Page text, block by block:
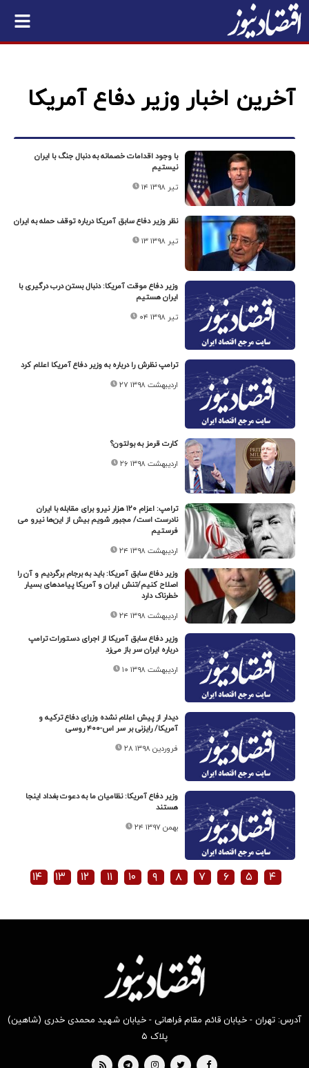
آخرین اخبار وزیر دفاع آمریکا
با وجود اقدامات خصمانه به دنبال جنگ با ایران
نیستیم
۱۴ تیر ۱۳۹۸
نظر وزیر دفاع سابق آمریکا درباره توقف حمله به ایران
۱۳ تیر ۱۳۹۸
وزیر دفاع موقت آمریکا: دنبال بستن درب درگیری با
ایران هستیم
۰۴ تیر ۱۳۹۸
ترامپ نظرش را درباره به وزیر دفاع آمریکا اعلام کرد
۲۷ اردیبهشت ۱۳۹۸
کارت قرمز به بولتون؟
۲۶ اردیبهشت ۱۳۹۸
ترامپ: اعزام ۱۲۰ هزار نیرو برای مقابله با ایران
نادرست است/ مجبور شویم بیش از این‌ها نیرو می
فرستیم
۲۴ اردیبهشت ۱۳۹۸
وزیر دفاع سابق آمریکا: باید به برجام برگردیم و آن را
اصلاح کنیم/تنش ایران و آمریکا پیامدهای بسیار
خطرناک دارد
۲۴ اردیبهشت ۱۳۹۸
وزیر دفاع سابق آمریکا از اجرای دستورات ترامپ
درباره ایران سر باز می‌زد
۱۰ اردیبهشت ۱۳۹۸
دیدار از پیش اعلام نشده وزرای دفاع ترکیه و
آمریکا/ رایزنی بر سر اس-۴۰۰ روسی
۲۸ فروردین ۱۳۹۸
وزیر دفاع آمریکا: نظامیان ما به دعوت بغداد اینجا
هستند
۲۴ بهمن ۱۳۹۷
۴ ۵ ۶ ۷ ۸ ۹ ۱۰ ۱۱ ۱۲ ۱۳ ۱۴
آدرس: تهران - خیابان قائم مقام فراهانی - خیابان شهید محمدی خدری (شاهین)
پلاک ۵